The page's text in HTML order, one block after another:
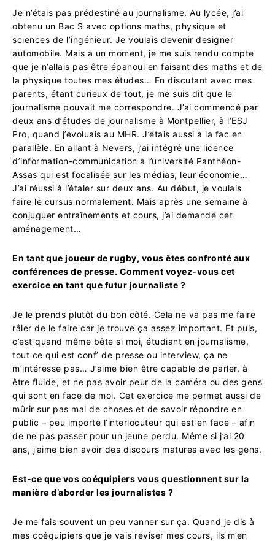
Je n’étais pas prédestiné au journalisme. Au lycée, j’ai
obtenu un Bac S avec options maths, physique et
sciences de l’ingénieur. Je voulais devenir designer
automobile. Mais à un moment, je me suis rendu compte
que je n’allais pas être épanoui en faisant des maths et de
la physique toutes mes études… En discutant avec mes
parents, étant curieux de tout, je me suis dit que le
journalisme pouvait me correspondre. J’ai commencé par
deux ans d’études de journalisme à Montpellier, à l’ESJ
Pro, quand j’évoluais au MHR. J’étais aussi à la fac en
parallèle. En allant à Nevers, j’ai intégré une licence
d’information-communication à l’université Panthéon-
Assas qui est focalisée sur les médias, leur économie…
J’ai réussi à l’étaler sur deux ans. Au début, je voulais
faire le cursus normalement. Mais après une semaine à
conjuguer entraînements et cours, j’ai demandé cet
aménagement…
En tant que joueur de rugby, vous êtes confronté aux
conférences de presse. Comment voyez-vous cet
exercice en tant que futur journaliste ?
Je le prends plutôt du bon côté. Cela ne va pas me faire
râler de le faire car je trouve ça assez important. Et puis,
c’est quand même bête si moi, étudiant en journalisme,
tout ce qui est conf’ de presse ou interview, ça ne
m’intéresse pas… J’aime bien être capable de parler, à
être fluide, et ne pas avoir peur de la caméra ou des gens
qui sont en face de moi. Cet exercice me permet aussi de
mûrir sur pas mal de choses et de savoir répondre en
public – peu importe l’interlocuteur qui est en face – afin
de ne pas passer pour un jeune perdu. Même si j’ai 20
ans, j’aime bien avoir des discours matures avec les gens.
Est-ce que vos coéquipiers vous questionnent sur la
manière d’aborder les journalistes ?
Je me fais souvent un peu vanner sur ça. Quand je dis à
mes coéquipiers que je vais réviser mes cours, ils m’en